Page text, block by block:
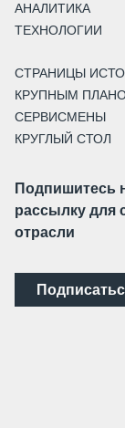
АНАЛИТИКА
ТЕХНОЛОГИИ
СТРАНИЦЫ
КРУПНЫМ
СЕРВИСМЕНЫ
КРУГЛЫЙ СТОЛ
Подпишитесь
рассылку для
отрасли